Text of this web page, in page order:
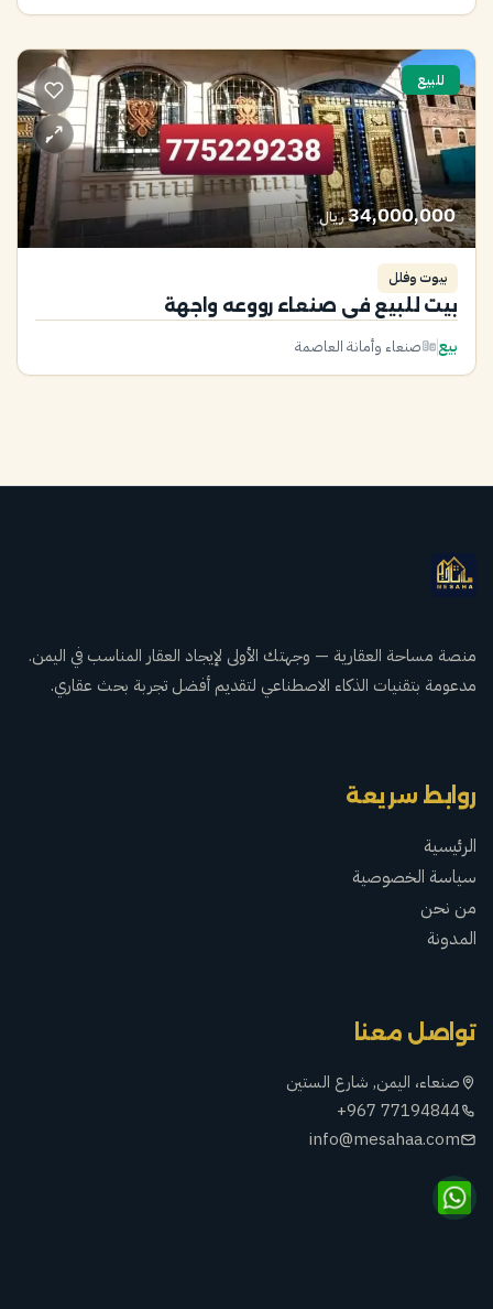
للبيع
34,000,000 ريال
بيوت وفلل
بيت للبيع في صنعاء رووعه واجهة
بيع صنعاء وأمانة العاصمة
منصة مساحة العقارية — وجهتك الأولى لإيجاد العقار المناسب في اليمن.
مدعومة بتقنيات الذكاء الاصطناعي لتقديم أفضل تجربة بحث عقاري.
روابط سريعة
الرئيسية
سياسة الخصوصية
من نحن
المدونة
تواصل معنا
صنعاء، اليمن, شارع الستين
+967 77194844
info@mesahaa.com